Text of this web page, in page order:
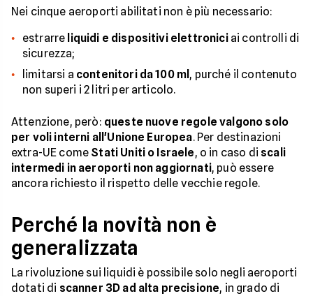
Nei cinque aeroporti abilitati non è più necessario:
estrarre liquidi e dispositivi elettroniciai controlli di
sicurezza;
limitarsi a contenitori da 100 ml , purché il contenuto
non superi i 2 litri per articolo.
Attenzione, però: queste nuove regole valgono solo
per voli interni all'Unione Europea. Per destinazioni
extra-UE come Stati Uniti o Israele, o in caso di scali
intermedi in aeroporti non aggiornati, può essere
ancora richiesto il rispetto delle vecchie regole.
Perché la novità non è
generalizzata
La rivoluzione sui liquidi è possibile solo negli aeroporti
dotati di scanner 3D ad alta precisione, in grado di